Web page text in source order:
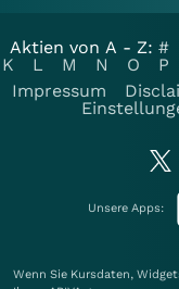
Aktien von A - Z: #
K
L M N O P
Impressum
Unsere Apps:
Wenn Sie Kursdaten,